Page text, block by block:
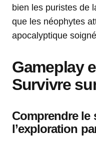
bien les puristes de
que les néophytes
apocalyptique
Gameplay
Survivre
Comprendre le
l’exploration